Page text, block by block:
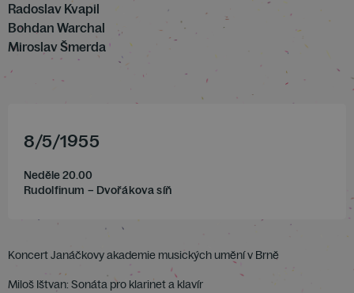
Radoslav Kvapil
Bohdan Warchal
Miroslav Šmerda
8/5/1955
Neděle 20.00
Rudolfinum – Dvořákova síň
Koncert Janáčkovy akademie musických umění v Brně
Miloš Ištvan: Sonáta pro klarinet a klavír